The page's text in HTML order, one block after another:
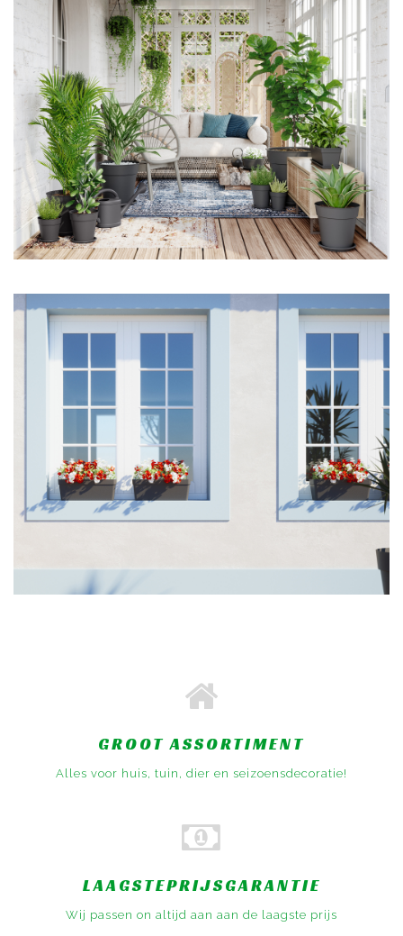
GROOT ASSORTIMENT
Alles voor huis, tuin, dier en seizoensdecoratie!
LAAGSTEPRIJSGARANTIE
Wij passen on altijd aan aan de laagste prijs